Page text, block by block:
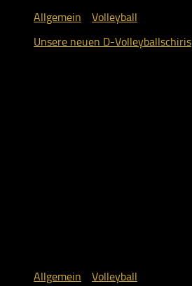
Allgemein
Volleyball
Unsere neuen D-Volleyballschiris
Allgemein
Volleyball